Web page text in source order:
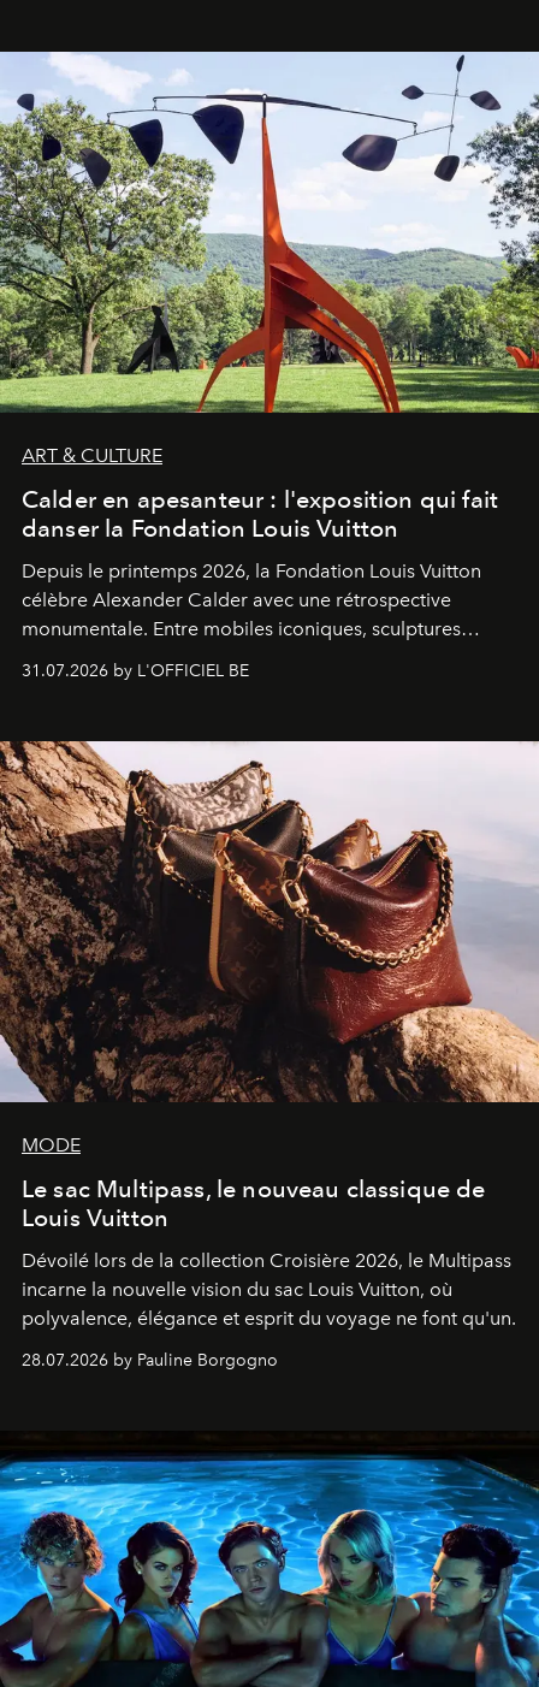
ART & CULTURE
Calder en apesanteur : l'exposition qui fait
danser la Fondation Louis Vuitton
Depuis le printemps 2026, la Fondation Louis Vuitton
célèbre Alexander Calder avec une rétrospective
monumentale. Entre mobiles iconiques, sculptures
monumentales et poésie du mouvement, l'artiste
américain investit les espaces imaginés par Frank Gehry
sculpture.
31.07.2026 by L'OFFICIEL BE
MODE
Le sac Multipass, le nouveau classique de
Louis Vuitton
Dévoilé lors de la collection Croisière 2026, le Multipass
incarne la nouvelle vision du sac Louis Vuitton, où
polyvalence, élégance et esprit du voyage ne font qu'un.
28.07.2026 by Pauline Borgogno